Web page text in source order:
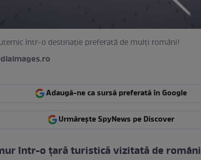
într-o destinație preferată de mulți români!
Adaugă-ne ca sursă preferată în Google
Urmărește SpyNews pe Discover
într-o țară turistică vizitată de români